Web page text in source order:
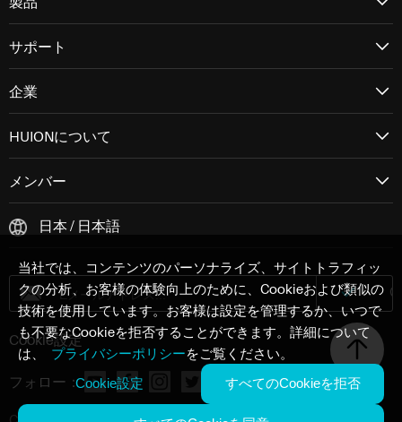
LCDタイプ：
アンチグレアガラス：
フルラミネーション：
コントラスト比：
輝度：220cd/m2 (Max.)
応答時間：14ms
視野角：89°/89°(H)/89°/89°(V) (Typ.)(CR＞10)
ガマットボリューム： 145% sRGB
表示色：16.7M(8bit)
コント
応答時
視野角
ガマッ
表示色
サポート
企業
HUIONについて
メンバー
日本 / 日本語
Cookie設定
フォロー：
当社では、コンテンツのパーソナライズ、サイトトラフィッ
クの分析、お客様の体験向上のために、Cookieおよび類似の
技術を使用しています。お客様は設定を管理するか、いつで
も不要なCookieを拒否することができます。詳細について
は、
プライバシーポリシーをご覧ください。
Cookie設定 すべてのCookieを拒否